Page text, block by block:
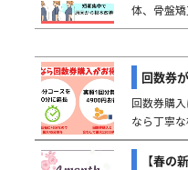
体、骨盤
回数券
回数券購
なら丁寧
【春の